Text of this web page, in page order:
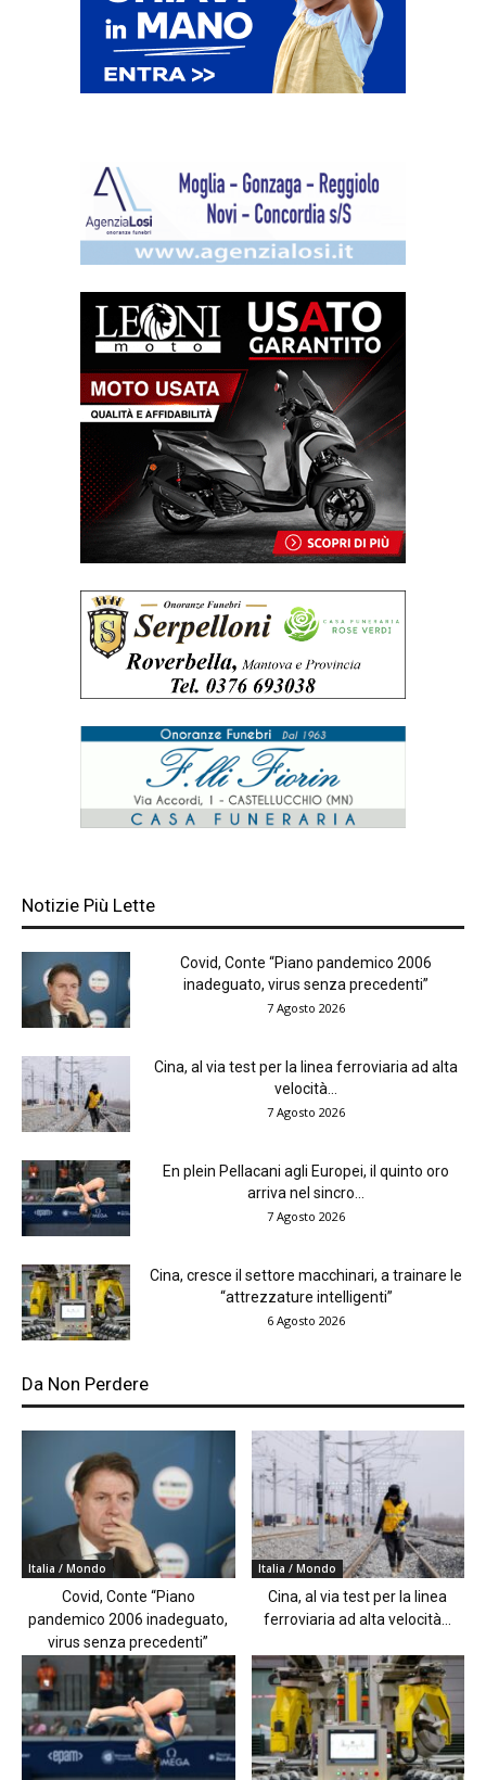
Notizie Più Lette
Covid, Conte “Piano pandemico 2006
inadeguato, virus senza precedenti”
7 Agosto 2026
Cina, al via test per la linea ferroviaria ad alta
velocità...
7 Agosto 2026
En plein Pellacani agli Europei, il quinto oro
arriva nel sincro...
7 Agosto 2026
Cina, cresce il settore macchinari, a trainare le
“attrezzature intelligenti”
6 Agosto 2026
Da Non Perdere
Italia / Mondo
Covid, Conte “Piano
pandemico 2006 inadeguato,
virus senza precedenti”
Italia / Mondo
Cina, al via test per la linea
ferroviaria ad alta velocità...